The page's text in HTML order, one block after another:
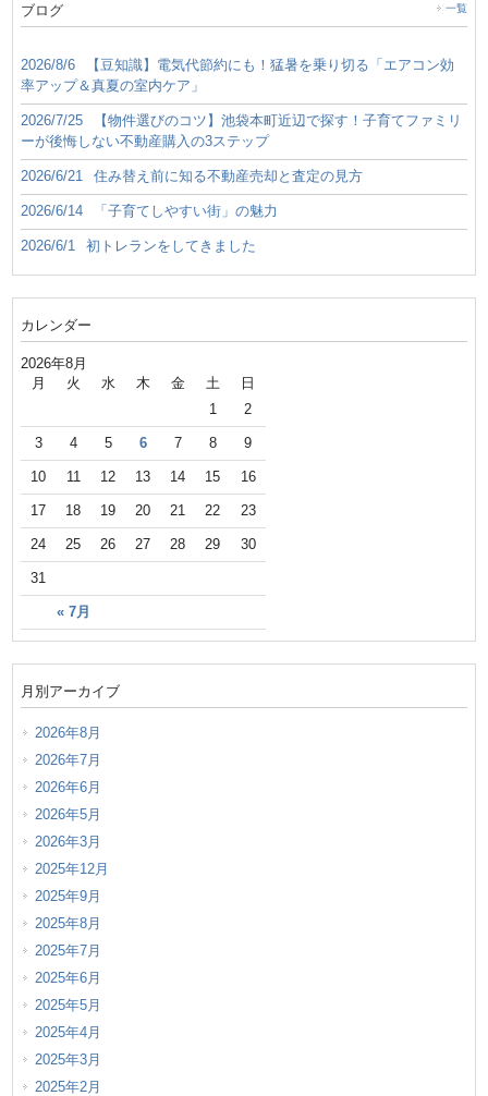
ブログ 一覧
2026/8/6
【豆知識】電気代節約にも！猛暑を乗り切る「エアコン効
率アップ＆真夏の室内ケア」
2026/7/25
【物件選びのコツ】池袋本町近辺で探す！子育てファミリ
ーが後悔しない不動産購入の3ステップ
2026/6/21 住み替え前に知る不動産売却と査定の見方
2026/6/14 「子育てしやすい街」の魅力
2026/6/1 初トレランをしてきました
カレンダー
2026年8月
月 火 水 木 金 土 日
« 7月
1 2
3 4 5 6 7 8 9
10 11 12 13 14 15 16
17 18 19 20 21 22 23
24 25 26 27 28 29 30
31
月別アーカイブ
2026年8月
2026年7月
2026年6月
2026年5月
2026年3月
2025年12月
2025年9月
2025年8月
2025年7月
2025年6月
2025年5月
2025年4月
2025年3月
2025年2月